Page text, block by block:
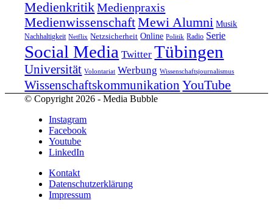
Medienkritik Medienpraxis
MedienwissenschaftMewi Alumni Musik
Nachhaltigkeit Netflix Netzsicherheit Online Politik Radio Serie
Social Media Twitter Tübingen
Universität Volontariat Werbung Wissenschaftsjournalismus
Wissenschaftskommunikation YouTube
© Copyright 2026 - Media Bubble
Instagram
Facebook
Youtube
LinkedIn
Kontakt
Datenschutzerklärung
Impressum